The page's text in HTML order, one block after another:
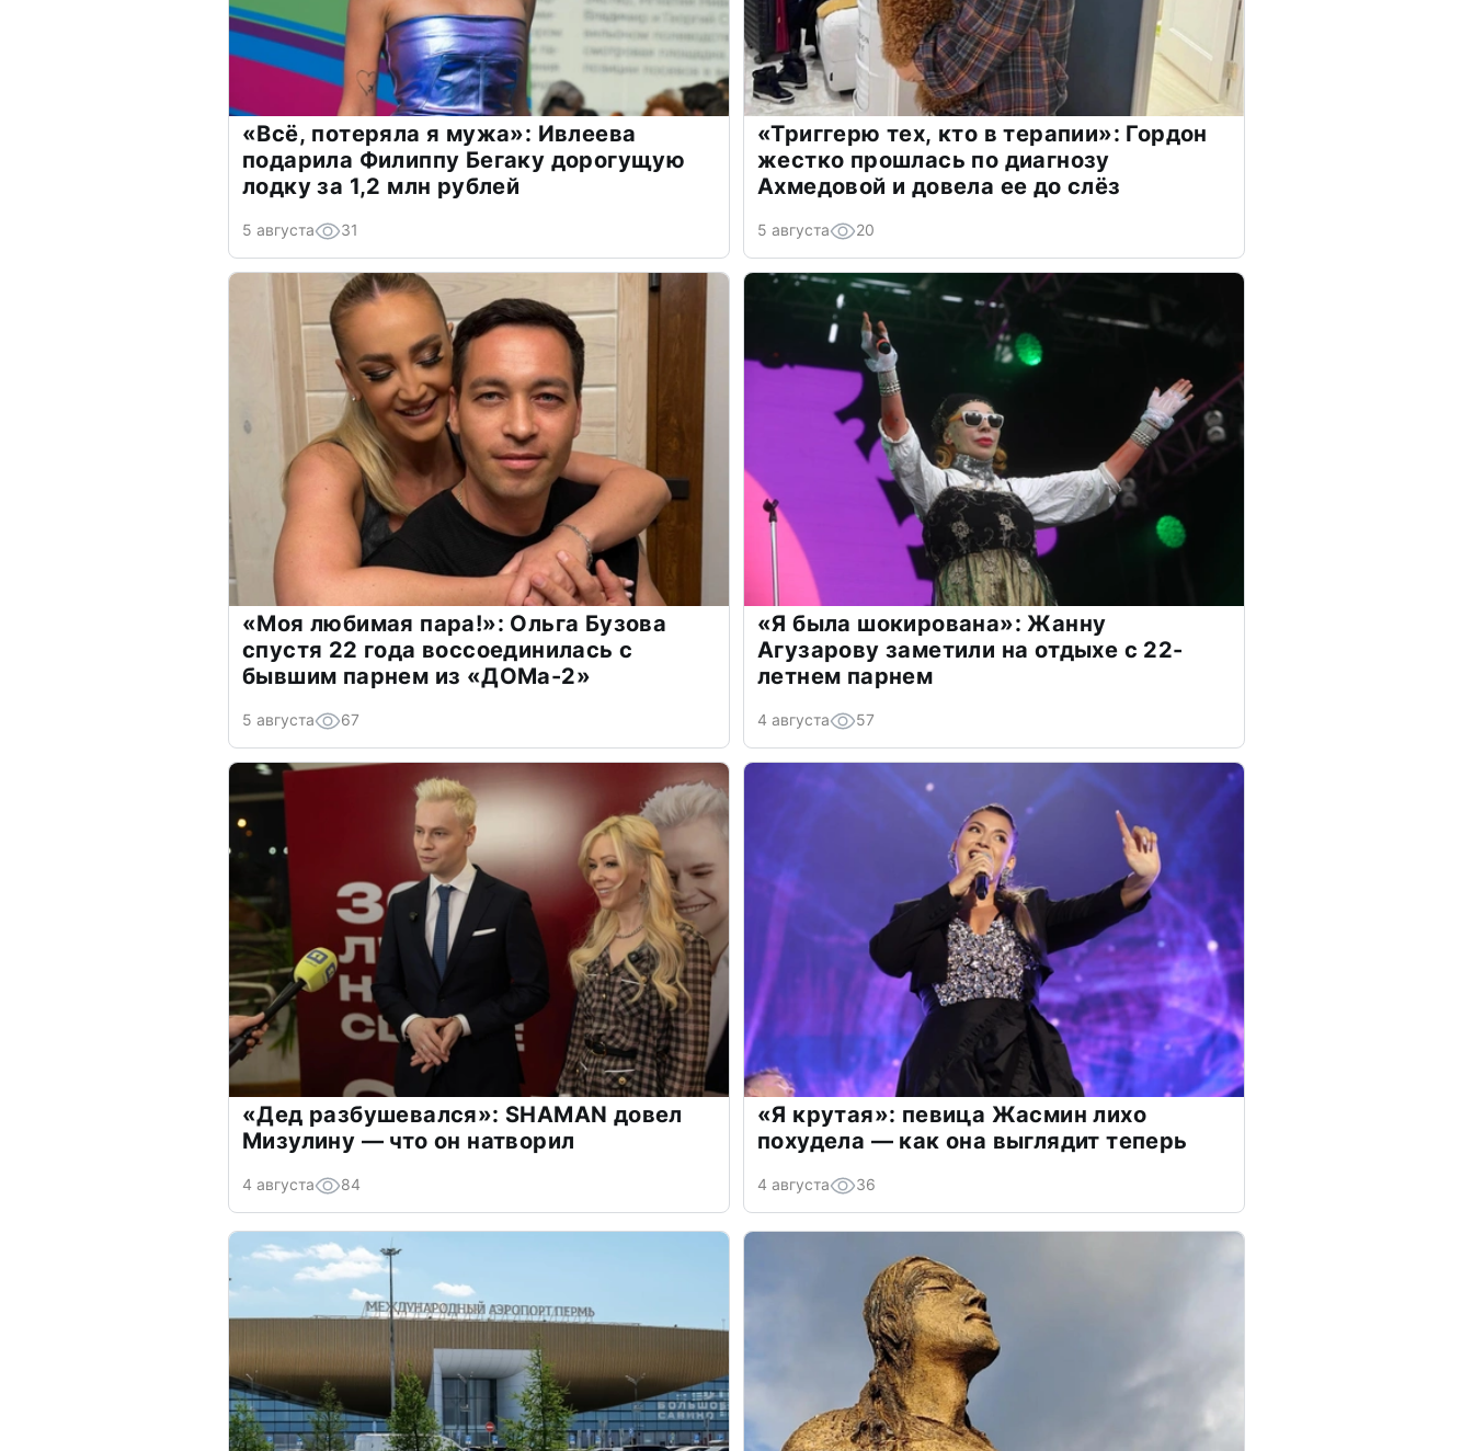
«Всё, потеряла я мужа»: Ивлеева
подарила Филиппу Бегаку дорогущую
лодку за 1,2 млн рублей
5 августа 31
«Триггерю тех, кто в терапии»: Гордон
жестко прошлась по диагнозу
Ахмедовой и довела ее до слёз
5 августа 20
«Моя любимая пара!»: Ольга Бузова
спустя 22 года воссоединилась с
бывшим парнем из «ДОМа-2»
5 августа 67
«Я была шокирована»: Жанну
Агузарову заметили на отдыхе с 22-
летнем парнем
4 августа 57
«Дед разбушевался»: SHAMAN довел
Мизулину — что он натворил
4 августа 84
«Я крутая»: певица Жасмин лихо
похудела — как она выглядит теперь
4 августа 36